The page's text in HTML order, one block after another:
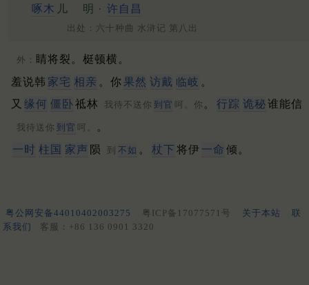
啄木 儿 明 · 许自昌
出处：六十种曲 水浒记 第八出
外： 睛将裂。梃顿横。
羞说韩 家宅 相亲 。你果然 访戴 临岐 。
又 缘何 僵卧祗林 我待不送你 到官 呵。你 。 行踪 诡秘谁能信
我待送你 到官 呵。
。
一时 柱国 家声 陨 到 不如 。 杖下 将伊 一命 倾。
粤公网安备44010402003275 粤ICP备17077571号 关于本站
联
系我们
客服：+86 136 0901 3320